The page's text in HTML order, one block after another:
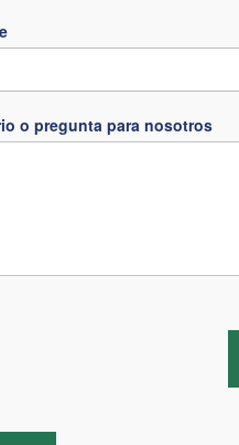
o pregunta para nosotros